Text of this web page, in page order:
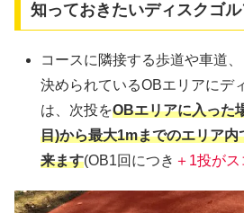
知っておきたいディスクゴ
コースに隣接する歩道や車道
決められているOBエリアにデ
は、次投をOBエリアに入った
目)から最大1mまでのエリア
来ます(OB1回につき ＋1投が